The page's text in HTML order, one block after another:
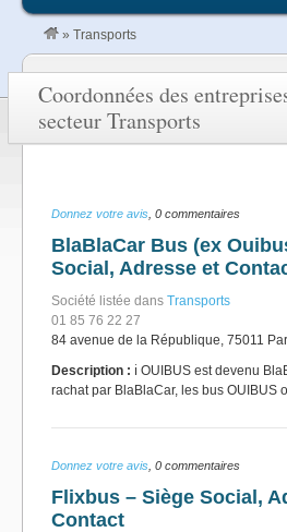
» Transports
Coordonnées des
secteur Transports
Donnez votre avis , 0 commentaires
BlaBlaCar Bus (ex
Social, Adresse et
Société listée dans Transports
01 85 76 22 27
84 avenue de la République, 75011
Description : ℹ️ OUIBUS est devenu
rachat par BlaBlaCar, les bus OUIBUS
Donnez votre avis , 0 commentaires
Flixbus – Siège Social,
Contact